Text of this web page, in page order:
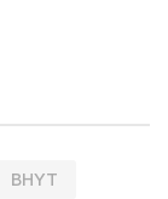
BHYT